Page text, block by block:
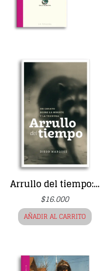
Arrullo del tiempo:...
$16.000
AÑADIR AL CARRITO